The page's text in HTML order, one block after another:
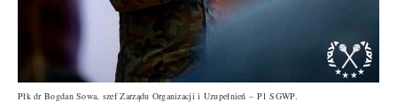
Płk dr Bogdan Sowa, szef Zarządu Organizacji i Uzupełnień – P1 SGWP.